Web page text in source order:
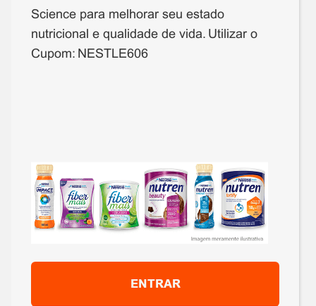
Science para melhorar seu estado
nutricional e qualidade de vida. Utilizar o
Cupom: NESTLE606
ENTRAR